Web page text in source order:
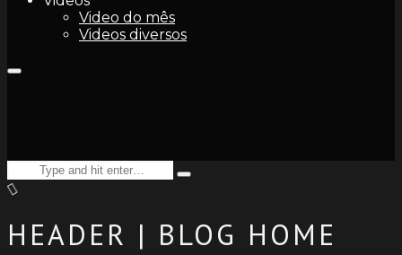
Video do mês
Videos diversos
Search
for:
Type
HEADER | BLOG HOME